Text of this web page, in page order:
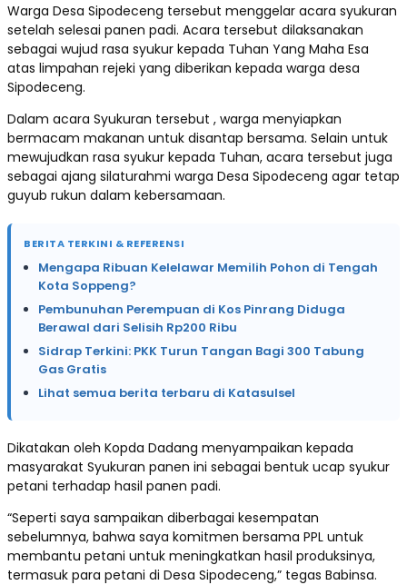
Warga Desa Sipodeceng tersebut menggelar acara syukuran
setelah selesai panen padi. Acara tersebut dilaksanakan
sebagai wujud rasa syukur kepada Tuhan Yang Maha Esa
atas limpahan rejeki yang diberikan kepada warga desa
Sipodeceng.
Dalam acara Syukuran tersebut , warga menyiapkan
bermacam makanan untuk disantap bersama. Selain untuk
mewujudkan rasa syukur kepada Tuhan, acara tersebut juga
sebagai ajang silaturahmi warga Desa Sipodeceng agar tetap
guyub rukun dalam kebersamaan.
BERITA TERKINI & REFERENSI
Mengapa Ribuan Kelelawar Memilih Pohon di Tengah
Kota Soppeng?
Pembunuhan Perempuan di Kos Pinrang Diduga
Berawal dari Selisih Rp200 Ribu
Sidrap Terkini: PKK Turun Tangan Bagi 300 Tabung
Gas Gratis
Lihat semua berita terbaru di Katasulsel
Dikatakan oleh Kopda Dadang menyampaikan kepada
masyarakat Syukuran panen ini sebagai bentuk ucap syukur
petani terhadap hasil panen padi.
“Seperti saya sampaikan diberbagai kesempatan
sebelumnya, bahwa saya komitmen bersama PPL untuk
membantu petani untuk meningkatkan hasil produksinya,
termasuk para petani di Desa Sipodeceng,” tegas Babinsa.